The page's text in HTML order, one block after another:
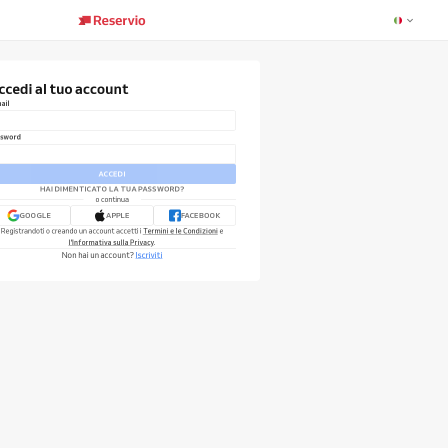
al tuo account
ACCEDI
HAI DIMENTICATO LA TUA PASSWORD?
o continua
GOOGLE
APPLE
FACEBOOK
Registrandoti o creando un account accetti i Termini e le Condizioni e
l'Informativa sulla Privacy.
Non hai un account? Iscriviti